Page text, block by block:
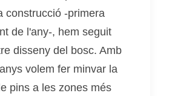
construcció -primera
de l'any-, hem seguit
disseny del bosc. Amb
volem fer minvar la
pins a les zones més